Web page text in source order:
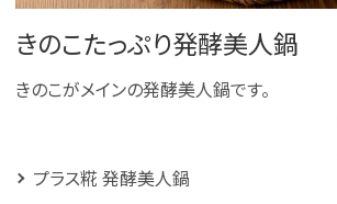
きのこたっぷり発酵美人鍋
きのこがメインの発酵美人鍋です。
プラス糀 発酵美人鍋